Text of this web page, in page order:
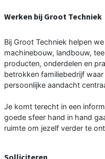
Werken bij Groot Techniek
Bij Groot Techniek helpen
machinebouw, landbouw,
producten, onderdelen en
betrokken familiebedrijf
persoonlijke aandacht
Je komt terecht in een
goede sfeer hand in hand
ruimte om jezelf verder te